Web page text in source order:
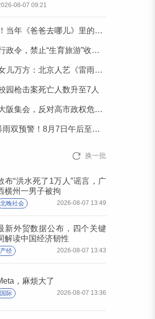
08-07 09:21
爸爸去哪儿》里的萌娃居然长成了这样？
禁止“生育旅游”收紧“出生公民权”
：北京人艺《雷雨》，“是它原生的样子”
园枪击案死亡人数升至7人
集会，反对高市政权危险动向
7日午后至夜间有明显雷雨，六区升级暴雨黄色预警
换一批
布“洪水死了1万人”谣言，广
横州一男子被拘
北晚社会 2026-08-07 13:49
新外贸数据公布，四个关键
解读中国经济韧性
产经 2026-08-07 13:43
，麻烦大了
国际 2026-08-07 13:36